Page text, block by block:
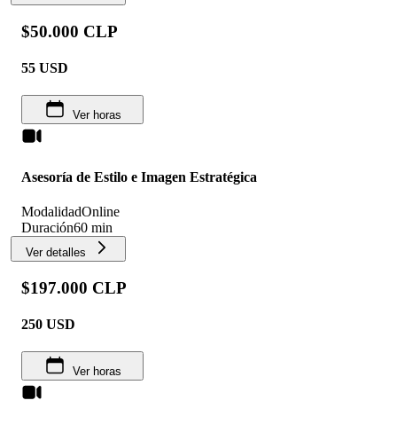
$50.000 CLP
55 USD
Ver horas
Asesoría de Estilo e Imagen Estratégica
ModalidadOnline
Duración60 min
Ver detalles
$197.000 CLP
250 USD
Ver horas